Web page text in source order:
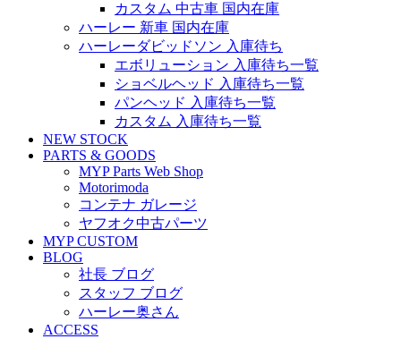
カスタム 中古車 国内在庫
ハーレー 新車 国内在庫
ハーレーダビッドソン 入庫待ち
エボリューション 入庫待ち一覧
ショベルヘッド 入庫待ち一覧
パンヘッド 入庫待ち一覧
カスタム 入庫待ち一覧
NEW STOCK
PARTS & GOODS
MYP Parts Web Shop
Motorimoda
コンテナ ガレージ
ヤフオク中古パーツ
MYP CUSTOM
BLOG
社長 ブログ
スタッフ ブログ
ハーレー奥さん
ACCESS